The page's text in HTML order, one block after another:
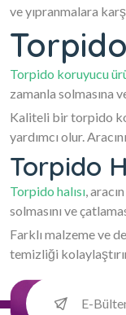
ve yıpranmalara
Torpido koruyucu
zamanla solmasına
Kaliteli bir torpido
yardımcı olur.
Torpido
Torpido halısı,
solmasını ve
Farklı malzeme ve
temizliği